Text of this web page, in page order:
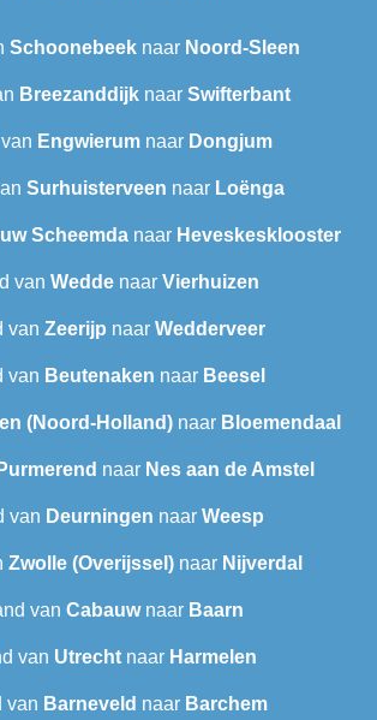
Schoonebeek naar Noord-Sleen
Breezanddijk naar Swifterbant
Engwierum naar Dongjum
Surhuisterveen naar Loënga
Scheemdanaar Heveskesklooster‎
van Wedde naar Vierhuizen
van Zeerijp naar Wedderveer
van Beutenaken naar Beesel
(Noord-Holland) naar Bloemendaal
Purmerend naar Nes aan de Amstel
van Deurningen naar Weesp
Zwolle (Overijssel)naar Nijverdal
van Cabauwnaar Baarn
van Utrechtnaar Harmelen
van Barneveld naar Barchem